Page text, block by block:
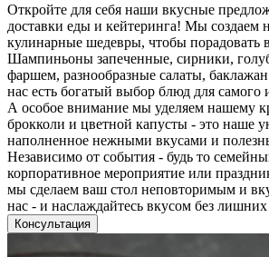
Откройте для себя наши вкусные
доставки еды и кейтеринга! Мы создаем
кулинарные шедевры, чтобы порадовать
Шампиньоны запеченные, сирники,
фаршем, разнообразные салаты,
нас есть богатый выбор блюд для самого
А особое внимание мы уделяем нашему
брокколи и цветной капусты - это наше
наполненное нежными вкусами и
Независимо от события - будь то
корпоративное мероприятие или
мы сделаем ваш стол неповторимым и
нас - и наслаждайтесь вкусом без
Консультация